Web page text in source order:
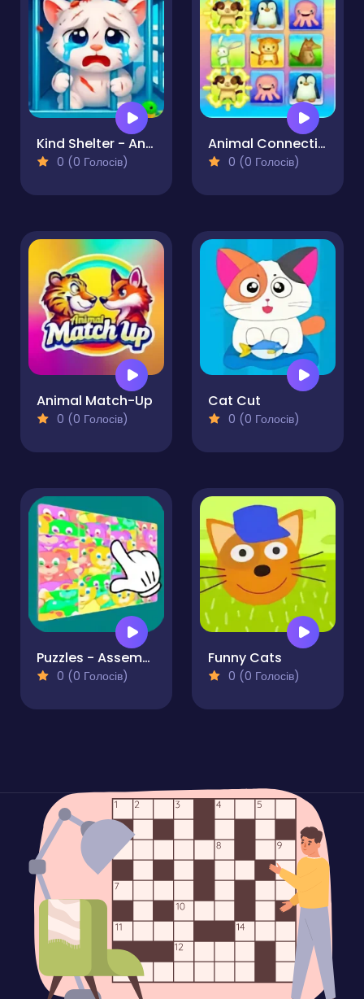
Kind Shelter - Animal Care and Treatment
0 (0 Голосів)
Animal Connection
0 (0 Голосів)
Animal Match-Up
0 (0 Голосів)
Cat Cut
0 (0 Голосів)
Puzzles - Assemble picture
0 (0 Голосів)
Funny Cats
0 (0 Голосів)